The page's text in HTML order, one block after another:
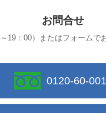
お問合せ
19：00）またはフォームで
0120-60-